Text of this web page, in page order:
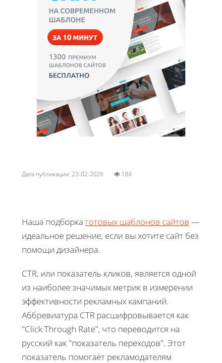
Дата публикации: 23-02-2026 184
Наша подборка готовых шаблонов сайтов —
идеальное решение, если вы хотите сайт без
помощи дизайнера.
CTR, или показатель кликов, является одной
из наиболее значимых метрик в измерении
эффективности рекламных кампаний.
Аббревиатура CTR расшифровывается как
"Click Through Rate", что переводится на
русский как "показатель переходов". Этот
показатель помогает рекламодателям